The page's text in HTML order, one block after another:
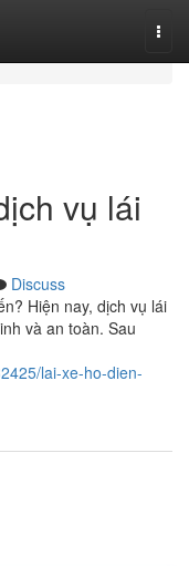
vụ lái
Discuss
Hiện nay, dịch vụ lái
và an toàn. Sau
lai-xe-ho-dien-